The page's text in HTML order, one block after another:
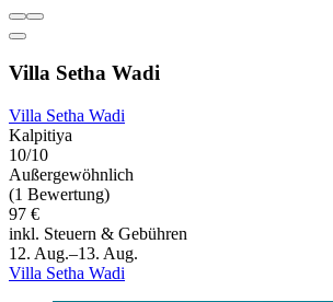
Villa Setha Wadi
Villa Setha Wadi
Kalpitiya
10/10
Außergewöhnlich
(1 Bewertung)
97 €
inkl. Steuern & Gebühren
12. Aug.–13. Aug.
Villa Setha Wadi